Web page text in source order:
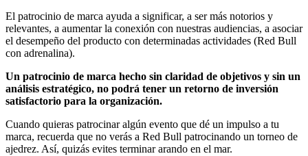
El patrocinio de marca ayuda a significar, a ser más notorios y
relevantes, a aumentar la conexión con nuestras audiencias, a asociar
el desempeño del producto con determinadas actividades (Red Bull
con adrenalina).
Un patrocinio de marca hecho sin claridad de objetivos y sin un
análisis estratégico, no podrá tener un retorno de inversión
satisfactorio para la organización.
Cuando quieras patrocinar algún evento que dé un impulso a tu
marca, recuerda que no verás a Red Bull patrocinando un torneo de
ajedrez. Así, quizás evites terminar arando en el mar.